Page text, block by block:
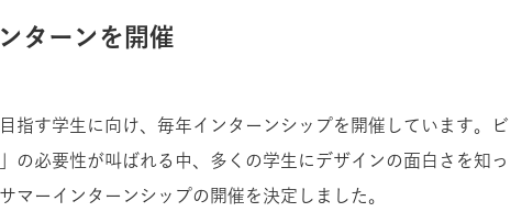
ターンを開催
指す学生に向け、毎年インターンシップを開催しています。ビ
の必要性が叫ばれる中、多くの学生にデザインの面白さを知っ
マーインターンシップの開催を決定しました。